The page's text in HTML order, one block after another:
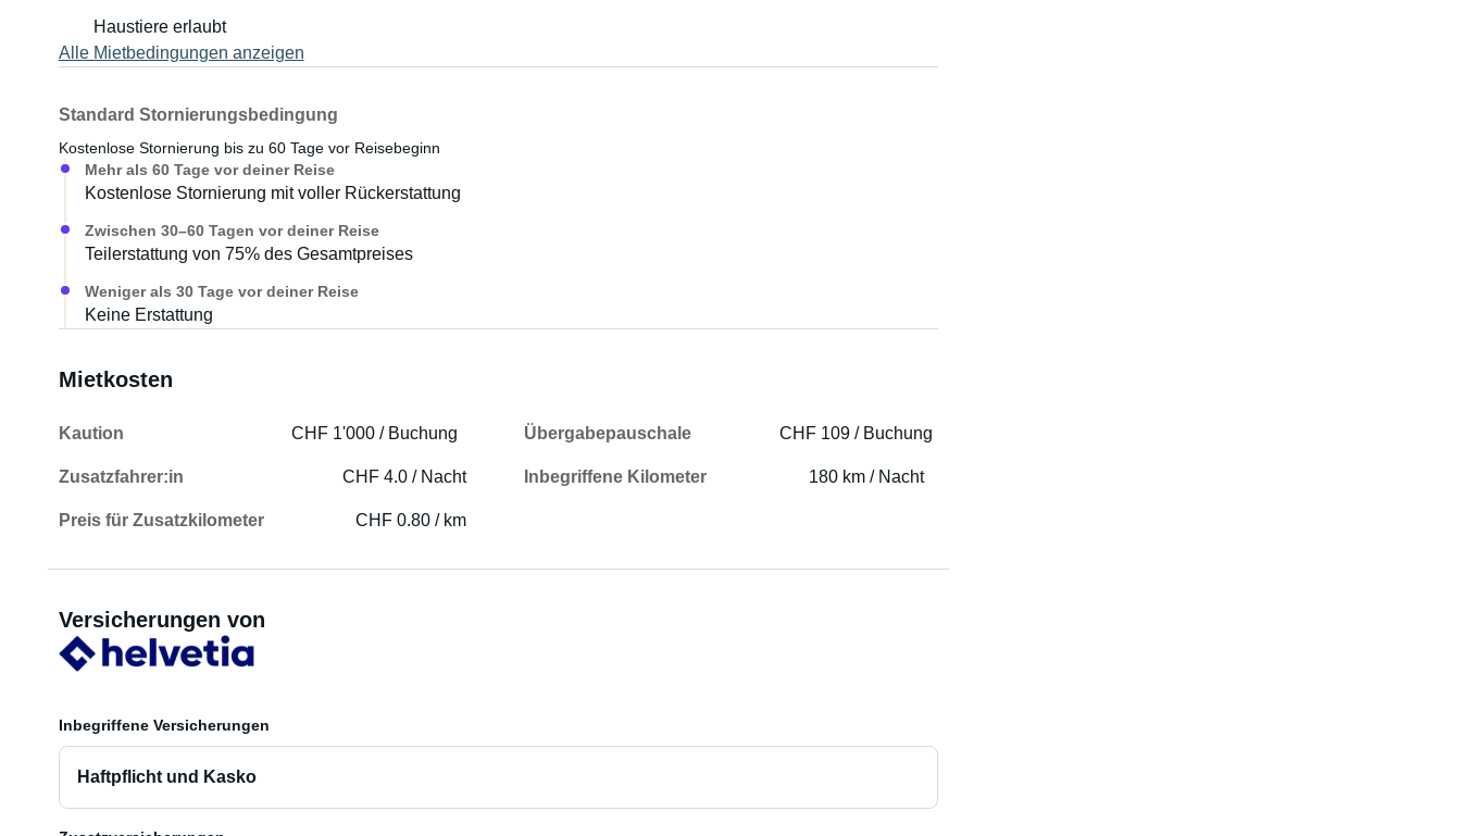
Haustiere erlaubt
Alle Mietbedingungen anzeigen
Standard Stornierungsbedingung
Kostenlose Stornierung bis zu 60 Tage vor Reisebeginn
Mehr als 60 Tage vor deiner Reise
Kostenlose Stornierung mit voller Rückerstattung
Zwischen 30–60 Tagen vor deiner Reise
Teilerstattung von 75% des Gesamtpreises
Weniger als 30 Tage vor deiner Reise
Keine Erstattung
Mietkosten
Kaution CHF 1'000 / Buchung Übergabepauschale CHF 109 / Buchung
Zusatzfahrer:in CHF 4.0 / Nacht Inbegriffene Kilometer 180 km / Nacht
Preis für Zusatzkilometer CHF 0.80 / km
Versicherungen von
Inbegriffene Versicherungen
Haftpflicht und Kasko